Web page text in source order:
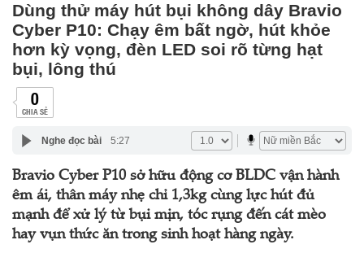
Dùng thử máy hút bụi không dây Bravio
Cyber P10: Chạy êm bất ngờ, hút khỏe
hơn kỳ vọng, đèn LED soi rõ từng hạt
bụi, lông thú
0
CHIA SẺ
Nghe đọc bài 5:27
Bravio Cyber P10 sở hữu động cơ BLDC vận hành
êm ái, thân máy nhẹ chỉ 1,3kg cùng lực hút đủ
mạnh để xử lý từ bụi mịn, tóc rụng đến cát mèo
hay vụn thức ăn trong sinh hoạt hàng ngày.